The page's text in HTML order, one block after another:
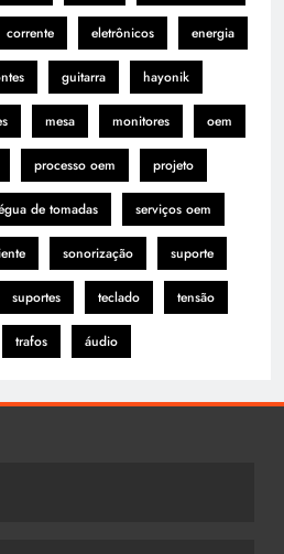
corrente eletrônicos energia
guitarra hayonik
mesa monitores oem
processo oem projeto
de tomadas serviços oem
sonorização suporte
suportes teclado tensão
trafos áudio